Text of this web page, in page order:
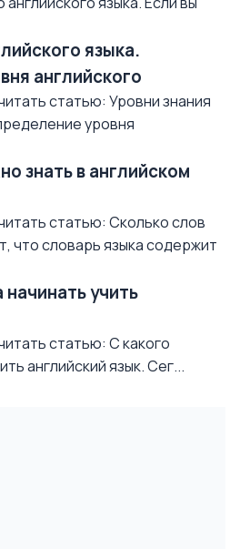
языка.
английского
статью: Уровни знания
уровня
знать в английском
статью: Сколько слов
что словарь языка содержит
начинать учить
статью: С какого
английский язык. Сег...